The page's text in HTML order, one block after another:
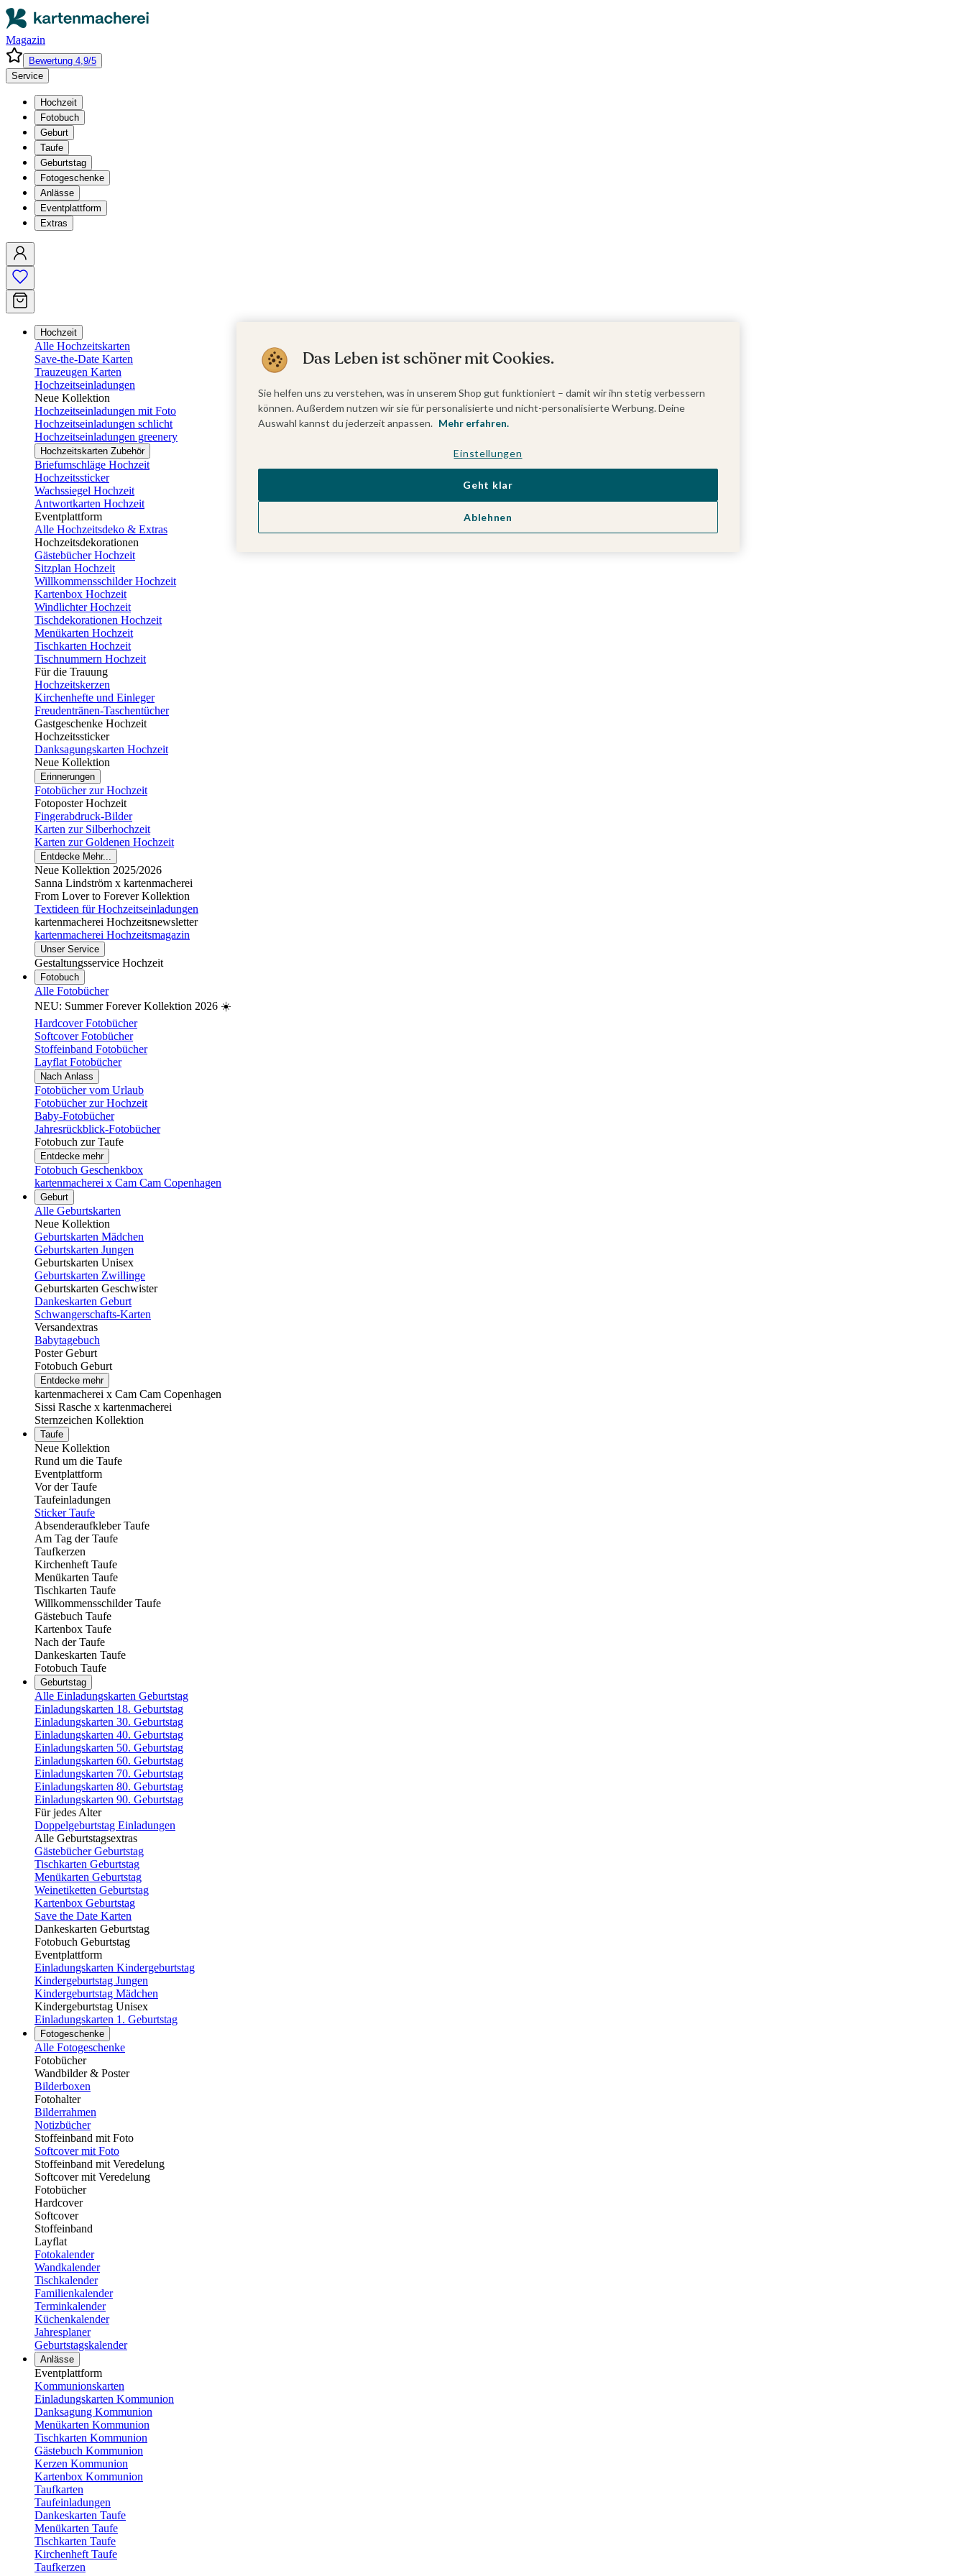
Magazin
Bewertung 4,9/5
Service
Hochzeit
Fotobuch
Geburt
Taufe
Geburtstag
Fotogeschenke
Anlässe
Eventplattform
Extras
Hochzeit
Alle Hochzeitskarten
Save-the-Date Karten
Trauzeugen Karten
Hochzeitseinladungen
Neue Kollektion
Hochzeitseinladungen mit Foto
Hochzeitseinladungen schlicht
Hochzeitseinladungen greenery
Hochzeitskarten Zubehör
Briefumschläge Hochzeit
Hochzeitssticker
Wachssiegel Hochzeit
Antwortkarten Hochzeit
Eventplattform
Alle Hochzeitsdeko & Extras
Hochzeitsdekorationen
Gästebücher Hochzeit
Sitzplan Hochzeit
Willkommensschilder Hochzeit
Kartenbox Hochzeit
Windlichter Hochzeit
Tischdekorationen Hochzeit
Menükarten Hochzeit
Tischkarten Hochzeit
Tischnummern Hochzeit
Für die Trauung
Hochzeitskerzen
Kirchenhefte und Einleger
Freudentränen-Taschentücher
Gastgeschenke Hochzeit
Hochzeitssticker
Danksagungskarten Hochzeit
Neue Kollektion
Erinnerungen
Fotobücher zur Hochzeit
Fotoposter Hochzeit
Fingerabdruck-Bilder
Karten zur Silberhochzeit
Karten zur Goldenen Hochzeit
Entdecke Mehr...
Neue Kollektion 2025/2026
Sanna Lindström x kartenmacherei
From Lover to Forever Kollektion
Textideen für Hochzeitseinladungen
kartenmacherei Hochzeitsnewsletter
kartenmacherei Hochzeitsmagazin
Unser Service
Gestaltungsservice Hochzeit
Fotobuch
Alle Fotobücher
NEU: Summer Forever Kollektion 2026 ☀️
Hardcover Fotobücher
Softcover Fotobücher
Stoffeinband Fotobücher
Layflat Fotobücher
Nach Anlass
Fotobücher vom Urlaub
Fotobücher zur Hochzeit
Baby-Fotobücher
Jahresrückblick-Fotobücher
Fotobuch zur Taufe
Entdecke mehr
Fotobuch Geschenkbox
kartenmacherei x Cam Cam Copenhagen
Geburt
Alle Geburtskarten
Neue Kollektion
Geburtskarten Mädchen
Geburtskarten Jungen
Geburtskarten Unisex
Geburtskarten Zwillinge
Geburtskarten Geschwister
Dankeskarten Geburt
Schwangerschafts-Karten
Versandextras
Babytagebuch
Poster Geburt
Fotobuch Geburt
Entdecke mehr
kartenmacherei x Cam Cam Copenhagen
Sissi Rasche x kartenmacherei
Sternzeichen Kollektion
Taufe
Neue Kollektion
Rund um die Taufe
Eventplattform
Vor der Taufe
Taufeinladungen
Sticker Taufe
Absenderaufkleber Taufe
Am Tag der Taufe
Taufkerzen
Kirchenheft Taufe
Menükarten Taufe
Tischkarten Taufe
Willkommensschilder Taufe
Gästebuch Taufe
Kartenbox Taufe
Nach der Taufe
Dankeskarten Taufe
Fotobuch Taufe
Geburtstag
Alle Einladungskarten Geburtstag
Einladungskarten 18. Geburtstag
Einladungskarten 30. Geburtstag
Einladungskarten 40. Geburtstag
Einladungskarten 50. Geburtstag
Einladungskarten 60. Geburtstag
Einladungskarten 70. Geburtstag
Einladungskarten 80. Geburtstag
Einladungskarten 90. Geburtstag
Für jedes Alter
Doppelgeburtstag Einladungen
Alle Geburtstagsextras
Gästebücher Geburtstag
Tischkarten Geburtstag
Menükarten Geburtstag
Weinetiketten Geburtstag
Kartenbox Geburtstag
Save the Date Karten
Dankeskarten Geburtstag
Fotobuch Geburtstag
Eventplattform
Einladungskarten Kindergeburtstag
Kindergeburtstag Jungen
Kindergeburtstag Mädchen
Kindergeburtstag Unisex
Einladungskarten 1. Geburtstag
Fotogeschenke
Alle Fotogeschenke
Fotobücher
Wandbilder & Poster
Bilderboxen
Fotohalter
Bilderrahmen
Notizbücher
Stoffeinband mit Foto
Softcover mit Foto
Stoffeinband mit Veredelung
Softcover mit Veredelung
Fotobücher
Hardcover
Softcover
Stoffeinband
Layflat
Fotokalender
Wandkalender
Tischkalender
Familienkalender
Terminkalender
Küchenkalender
Jahresplaner
Geburtstagskalender
Anlässe
Eventplattform
Kommunionskarten
Einladungskarten Kommunion
Danksagung Kommunion
Menükarten Kommunion
Tischkarten Kommunion
Gästebuch Kommunion
Kerzen Kommunion
Kartenbox Kommunion
Taufkarten
Taufeinladungen
Dankeskarten Taufe
Menükarten Taufe
Tischkarten Taufe
Kirchenheft Taufe
Taufkerzen
Das Leben ist schöner mit Cookies.
Sie helfen uns zu verstehen, was in unserem Shop gut funktioniert – damit wir ihn stetig verbessern
können. Außerdem nutzen wir sie für personalisierte und nicht-personalisierte Werbung. Deine
Auswahl kannst du jederzeit anpassen. Mehr erfahren.
Einstellungen
Ablehnen
Geht klar